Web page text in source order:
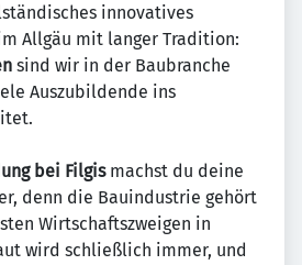
innovatives
Allgäu mit langer Tradition:
sind wir in der Baubranche
Auszubildende ins
bei Filgismachst du deine
denn die Bauindustrie gehört
Wirtschaftszweigen in
wird schließlich immer, und